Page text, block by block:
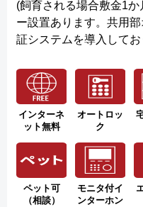
(飼育される場合敷金1
ー設置あります。共用
証システムを導入してお
インターネ
ット無料
オートロッ
ク
ペット可
（相談）
モニタ付イ
ンターホン